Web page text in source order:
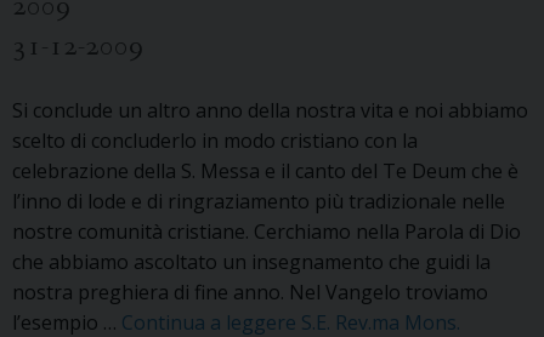
31-12-2009
Si conclude un altro anno della nostra vita e noi abbiamo
scelto di concluderlo in modo cristiano con la
celebrazione della S. Messa e il canto del Te Deum che è
l’inno di lode e di ringraziamento più tradizionale nelle
nostre comunità cristiane. Cerchiamo nella Parola di Dio
che abbiamo ascoltato un insegnamento che guidi la
nostra preghiera di fine anno. Nel Vangelo troviamo
l’esempio … Continua a leggere S.E. Rev.ma Mons.